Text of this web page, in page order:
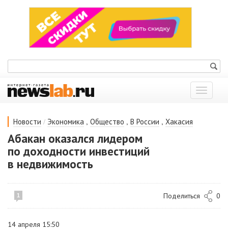
Показать
меню
Новости / Экономика , Общество , В России , Хакасия
Абакан оказался лидером
по доходности инвестиций
в недвижимость
1 Поделиться 0
14 апреля 15:50